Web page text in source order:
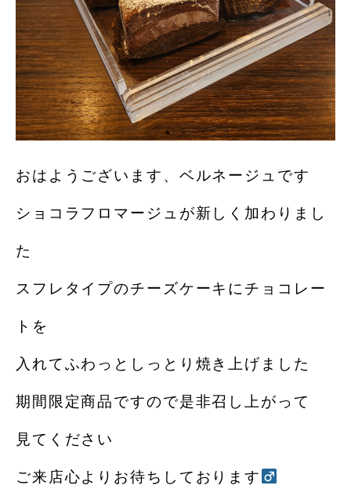
おはようございます、ベルネージュです
ショコラフロマージュが新しく加わりまし
た
スフレタイプのチーズケーキにチョコレー
トを
入れてふわっとしっとり焼き上げました
期間限定商品ですので是非召し上がって
見てください️
ご来店心よりお待ちしております‍